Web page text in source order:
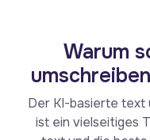
Warum
Der KI-basierte text
ist ein vielseitiges